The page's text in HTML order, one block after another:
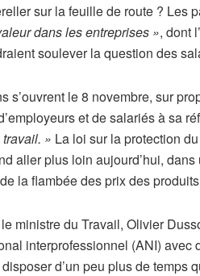
sur la feuille de route ? Les
dans les entreprises », dont
soulever la question des
s’ouvrent le 8 novembre, sur
et de salariés à sa
» La loi sur la protection
aller plus loin aujourd’hui,
la flambée des prix des
ministre du Travail, Olivier
interprofessionnel (ANI) avec
d’un peu plus de temps